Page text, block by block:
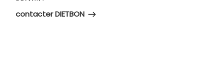
suivant
contacter DIETBON